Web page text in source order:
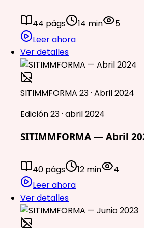
44 págs 14 min
5
Leer ahora
Ver detalles
SITIMMFORMA 23 · Abril 2024
Edición 23 · abril 2024
SITIMMFORMA — Abril
40 págs 12 min
4
Leer ahora
Ver detalles